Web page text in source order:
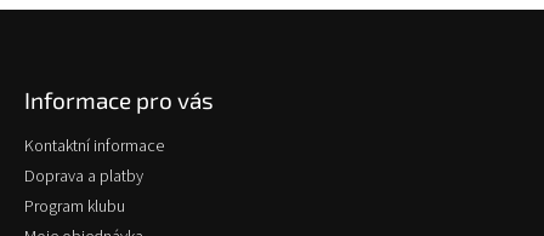
Informace pro vás
Kontaktní informace
Doprava a platby
Program klubu